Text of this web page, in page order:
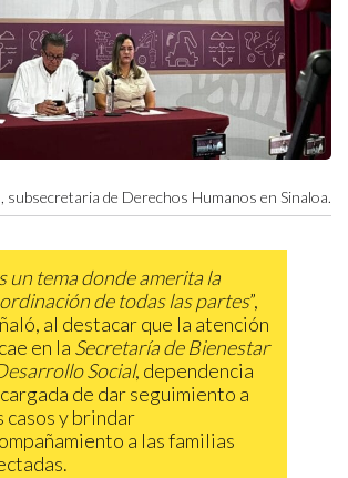
subsecretaria de Derechos Humanos en Sinaloa.
un tema donde amerita la
de todas las partes”,
al destacar que la atención
en la Secretaría de Bienestar
Social, dependencia
de dar seguimiento a
casos y brindar
a las familias